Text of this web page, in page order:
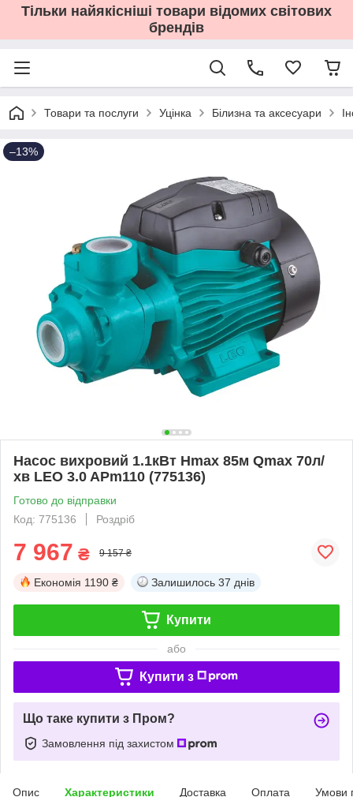
Тільки найякісніші товари відомих світових
брендів
Товари та послуги Уцінка Білизна та аксесуари
–13%
Насос вихровий 1.1кВт Hmax 85м Qmax 70л/
хв LEO 3.0 APm110 (775136)
Готово до відправки
Код: 775136
Роздріб
7 967 ₴ 9 157 ₴
Економія 1190 ₴ Залишилось 37 днів
Купити
або
Купити з
Що таке купити з Пром?
Замовлення під захистом
Опис Характеристики Доставка Оплата Умови